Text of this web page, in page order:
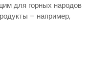
для горных народов
– например,